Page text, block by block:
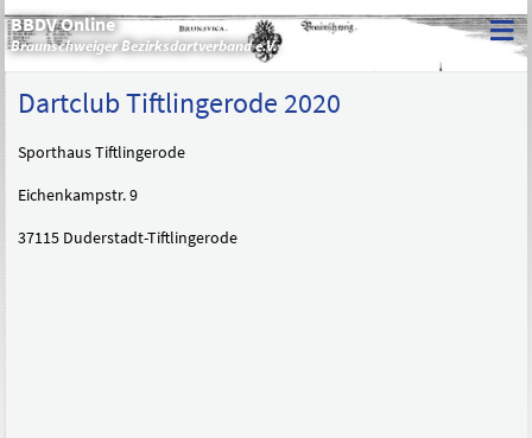
BBDV Online
Braunschweiger Bezirksdartverband e.V. ≡
Dartclub Tiftlingerode 2020
Sporthaus Tiftlingerode
Eichenkampstr. 9
37115 Duderstadt-Tiftlingerode